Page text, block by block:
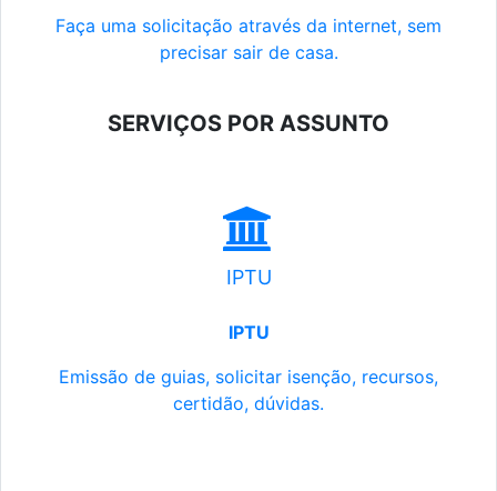
Faça uma solicitação através da internet, sem
precisar sair de casa.
SERVIÇOS POR ASSUNTO
IPTU
IPTU
Emissão de guias, solicitar isenção, recursos,
certidão, dúvidas.